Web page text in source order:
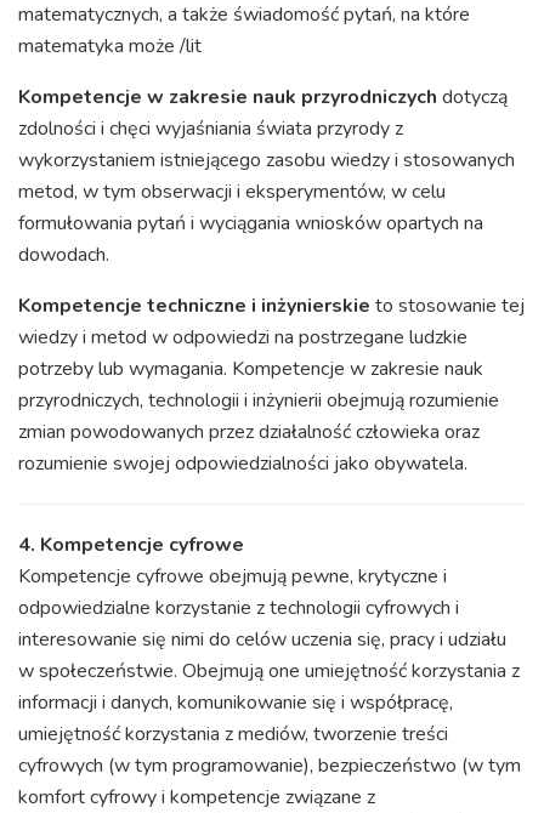
matematycznych, a także świadomość pytań, na które
matematyka może /lit
Kompetencje w zakresie nauk przyrodniczych dotyczą
zdolności i chęci wyjaśniania świata przyrody z
wykorzystaniem istniejącego zasobu wiedzy i stosowanych
metod, w tym obserwacji i eksperymentów, w celu
formułowania pytań i wyciągania wniosków opartych na
dowodach.
Kompetencje techniczne i inżynierskie to stosowanie tej
wiedzy i metod w odpowiedzi na postrzegane ludzkie
potrzeby lub wymagania. Kompetencje w zakresie nauk
przyrodniczych, technologii i inżynierii obejmują rozumienie
zmian powodowanych przez działalność człowieka oraz
rozumienie swojej odpowiedzialności jako obywatela.
4. Kompetencje cyfrowe
Kompetencje cyfrowe obejmują pewne, krytyczne i
odpowiedzialne korzystanie z technologii cyfrowych i
interesowanie się nimi do celów uczenia się, pracy i udziału
w społeczeństwie. Obejmują one umiejętność korzystania z
informacji i danych, komunikowanie się i współpracę,
umiejętność korzystania z mediów, tworzenie treści
cyfrowych (w tym programowanie), bezpieczeństwo (w tym
komfort cyfrowy i kompetencje związane z